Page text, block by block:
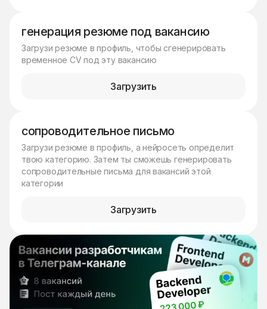
генерация резюме под вакансию
Загрузи резюме в профиль, чтобы сгенерировать
временное CV под эту вакансию
Загрузить
сопроводительное письмо
Загрузи резюме в профиль, а нейросеть определит
твою категорию. Затем ты сможешь генерировать
сопроводительные письма для вакансий этой
категории
Загрузить